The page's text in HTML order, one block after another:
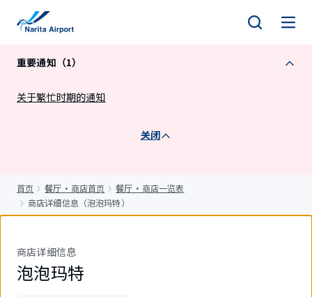
重要通知（1）
关于繁忙时期的通知
关闭
首页 餐厅・商店首页
餐厅・商店一览表
商店详细信息（泡泡玛特）
商店详细信息
泡泡玛特